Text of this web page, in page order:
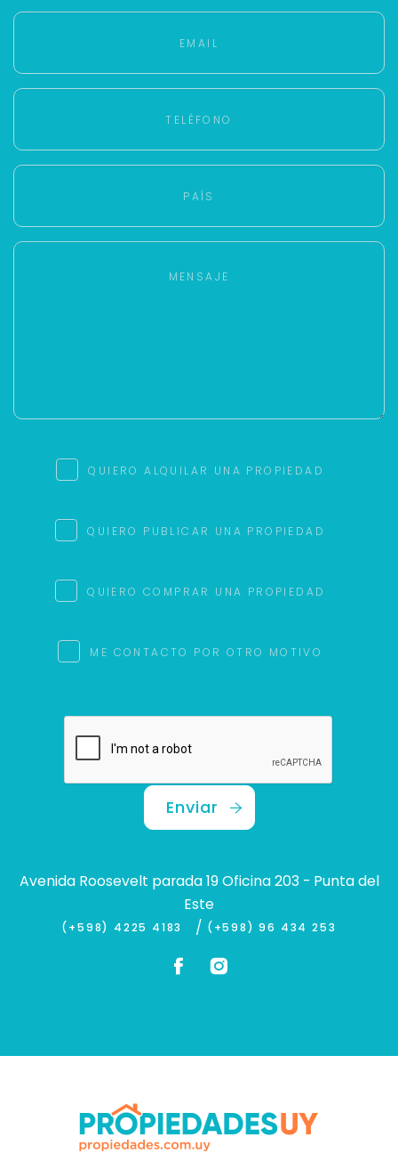
QUIERO ALQUILAR UNA PROPIEDAD
QUIERO PUBLICAR UNA PROPIEDAD
QUIERO COMPRAR UNA PROPIEDAD
ME CONTACTO POR OTRO MOTIVO
Enviar
Avenida Roosevelt parada 19 Oficina 203 - Punta del
Este
(+598) 4225 4183 / (+598) 96 434 253